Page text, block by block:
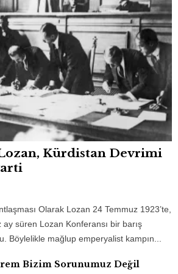
Kürdistan Devrimi
Olarak Lozan 24 Temmuz 1923’te,
süren Lozan Konferansı bir barış
Böylelikle mağlup emperyalist kampın...
Bizim Sorunumuz Değil